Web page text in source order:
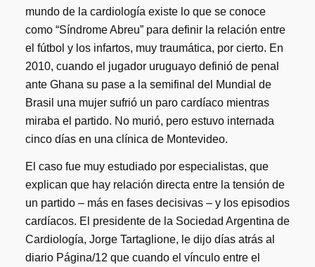
mundo de la cardiología existe lo que se conoce
como “Síndrome Abreu” para definir la relación entre
el fútbol y los infartos, muy traumática, por cierto. En
2010, cuando el jugador uruguayo definió de penal
ante Ghana su pase a la semifinal del Mundial de
Brasil una mujer sufrió un paro cardíaco mientras
miraba el partido. No murió, pero estuvo internada
cinco días en una clínica de Montevideo.
El caso fue muy estudiado por especialistas, que
explican que hay relación directa entre la tensión de
un partido – más en fases decisivas – y los episodios
cardíacos. El presidente de la Sociedad Argentina de
Cardiología, Jorge Tartaglione, le dijo días atrás al
diario Página/12 que cuando el vínculo entre el